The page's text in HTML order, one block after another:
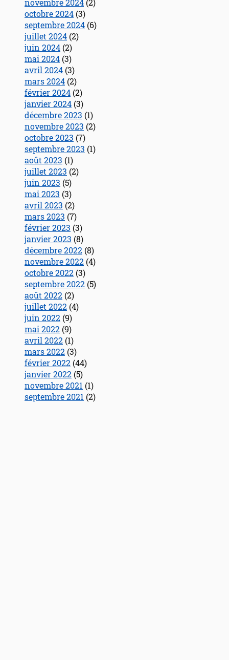
novembre 2024 (2)
octobre 2024 (3)
septembre 2024 (6)
juillet 2024 (2)
juin 2024 (2)
mai 2024 (3)
avril 2024 (3)
mars 2024 (2)
février 2024 (2)
janvier 2024 (3)
décembre 2023 (1)
novembre 2023 (2)
octobre 2023 (7)
septembre 2023 (1)
août 2023 (1)
juillet 2023 (2)
juin 2023 (5)
mai 2023 (3)
avril 2023 (2)
mars 2023 (7)
février 2023 (3)
janvier 2023 (8)
décembre 2022 (8)
novembre 2022 (4)
octobre 2022 (3)
septembre 2022 (5)
août 2022 (2)
juillet 2022 (4)
juin 2022 (9)
mai 2022 (9)
avril 2022 (1)
mars 2022 (3)
février 2022 (44)
janvier 2022 (5)
novembre 2021 (1)
septembre 2021 (2)